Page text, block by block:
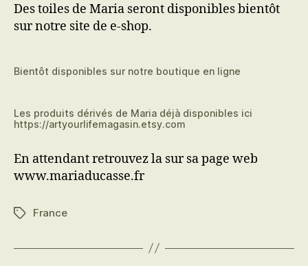
Ducasse
Des toiles de Maria seront disponibles bientôt
sur notre site de e-shop.
Bientôt disponibles sur notre boutique en ligne
Les produits dérivés de Maria déjà disponibles ici
https://artyourlifemagasin.etsy.com
En attendant retrouvez la sur sa page web
www.mariaducasse.fr
Étiquettes
France